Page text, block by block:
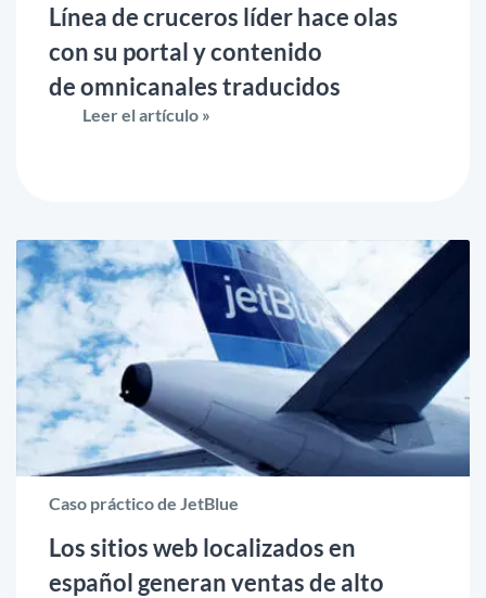
Línea de cruceros líder hace olas
con su portal y contenido
de omnicanales traducidos
Leer el artículo »
Caso práctico de JetBlue
Los sitios web localizados en
español generan ventas de alto